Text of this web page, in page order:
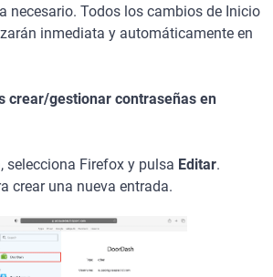
necesario. Todos los cambios de Inicio
inmediata y automáticamente en
crear/gestionar contraseñas en
selecciona Firefox y pulsa Editar.
crear una nueva entrada.